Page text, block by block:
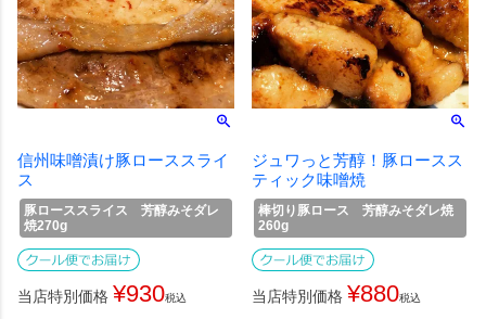
信州味噌漬け豚ローススライ
ス
豚ローススライス 芳醇みそダレ
焼270g
当店特別価格 ¥930税込
ジュワっと芳醇！豚ロースス
ティック味噌焼
棒切り豚ロース 芳醇みそダレ焼
260g
当店特別価格 ¥880税込